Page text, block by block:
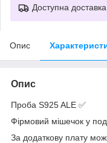
Доступна доставка
Опис
Опис
Проба S925 ALE ✅
Фірмовий мішечок у
За додаткову плату